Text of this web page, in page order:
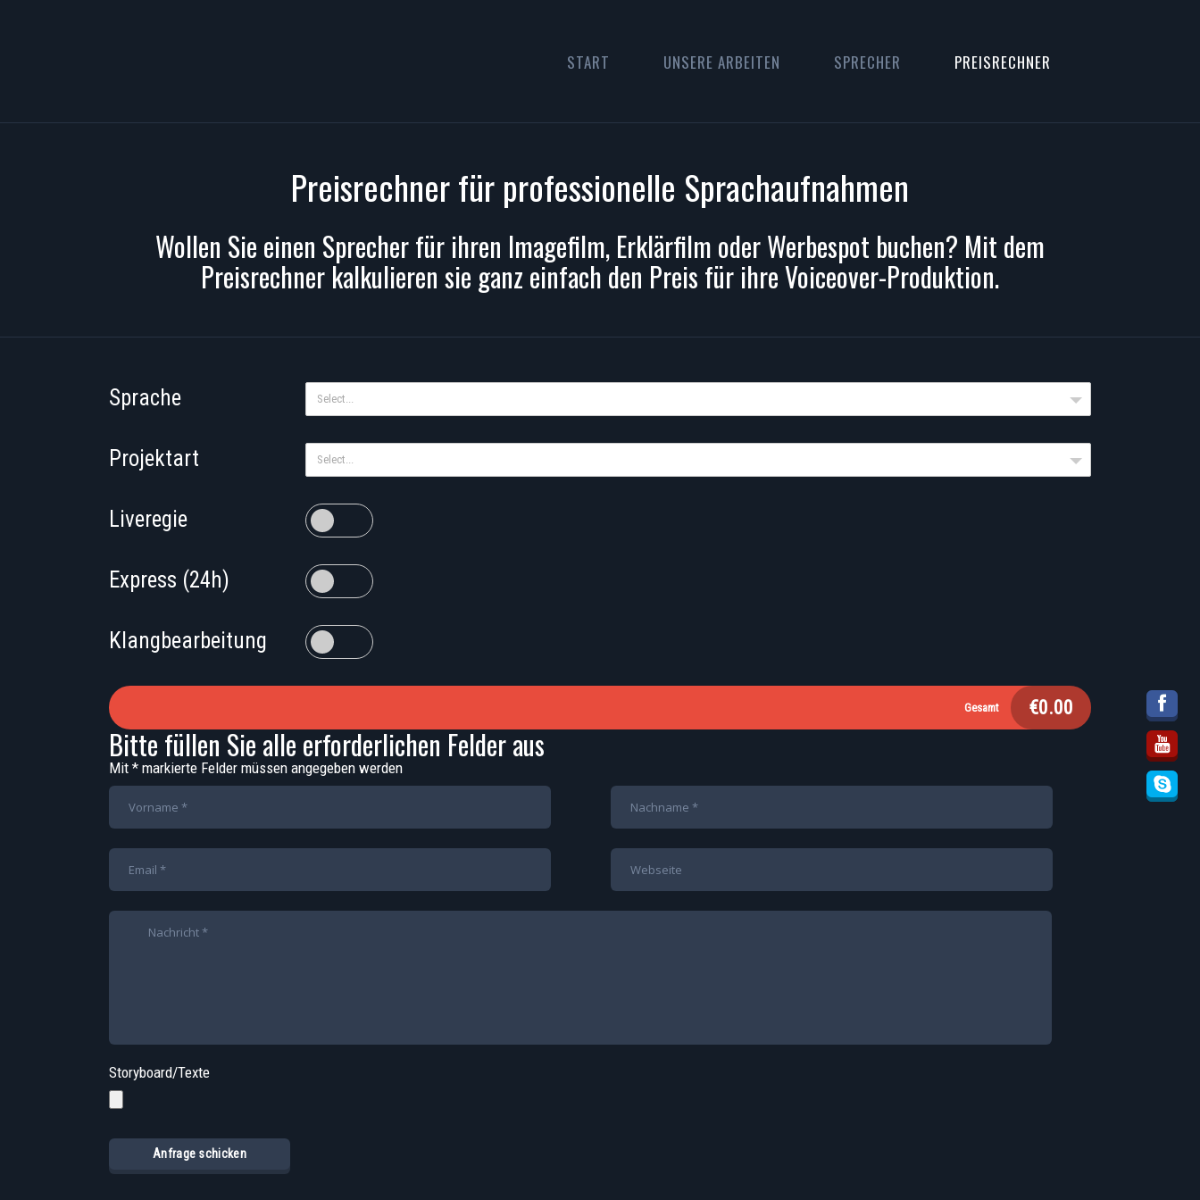
START UNSERE ARBEITEN SPRECHER PREISRECHNER
Preisrechner für professionelle Sprachaufnahmen
Wollen Sie einen Sprecher für ihren Imagefilm, Erklärfilm oder Werbespot buchen? Mit dem
Preisrechner kalkulieren sie ganz einfach den Preis für ihre Voiceover-Produktion.
Sprache Select...
Projektart Select...
Liveregie
Express (24h)
Klangbearbeitung
Gesamt €0.00
Bitte füllen Sie alle erforderlichen Felder aus
Mit * markierte Felder müssen angegeben werden
Storyboard/Texte